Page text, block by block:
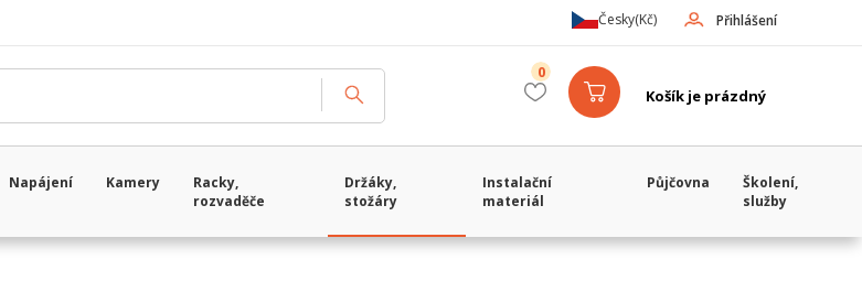
Přihlášení
Česky(Kč)
Košík je prázdný
0
Napájení Kamery
Racky,
rozvaděče
Držáky,
stožáry
Instalační
materiál
Půjčovna
Školení,
služby